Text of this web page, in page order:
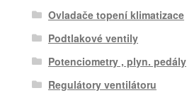
Ovladače topení klimatizace
Podtlakové ventily
Potenciometry , plyn. pedály
Regulátory ventilátoru